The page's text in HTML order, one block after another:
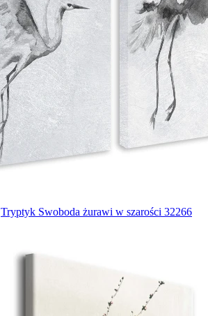
Tryptyk Swoboda żurawi w szarości 32266